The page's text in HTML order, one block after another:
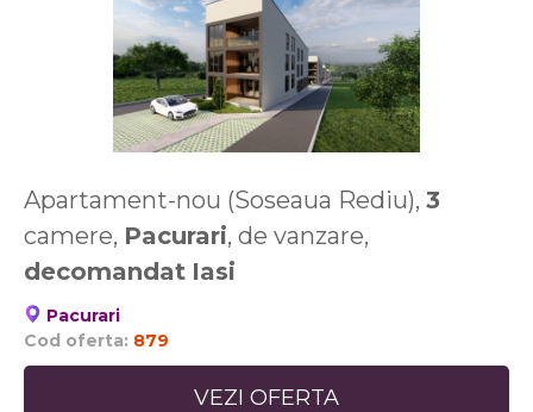
Apartament-nou (Soseaua Rediu), 3
camere, Pacurari, de vanzare,
decomandat Iasi
Pacurari
Cod oferta: 879
VEZI OFERTA